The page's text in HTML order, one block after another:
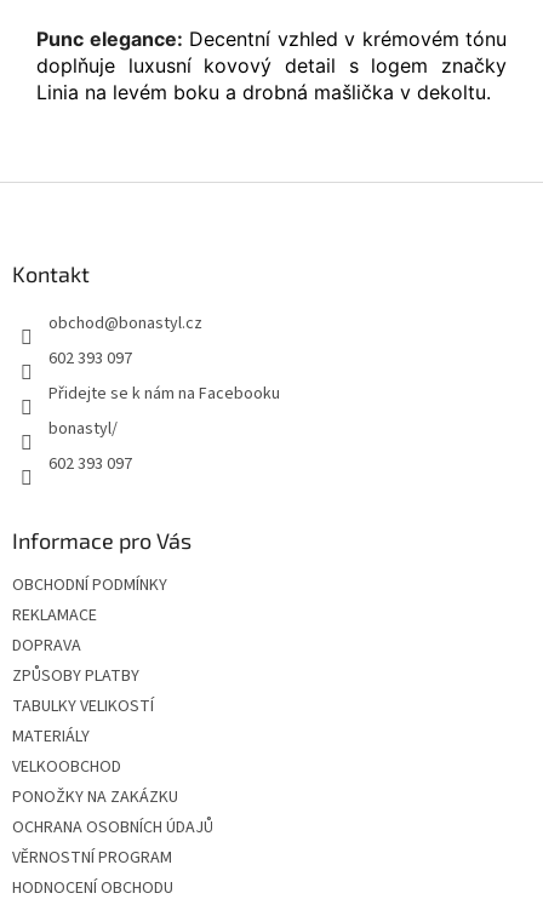
Punc elegance: Decentní vzhled v krémovém tónu
doplňuje luxusní kovový detail s logem značky
Linia na levém boku a drobná mašlička v dekoltu.
Kontakt
obchod@bonastyl.cz
602 393 097
Přidejte se k nám na Facebooku
bonastyl/
602 393 097
Informace pro Vás
OBCHODNÍ PODMÍNKY
REKLAMACE
DOPRAVA
ZPŮSOBY PLATBY
TABULKY VELIKOSTÍ
MATERIÁLY
VELKOOBCHOD
PONOŽKY NA ZAKÁZKU
OCHRANA OSOBNÍCH ÚDAJŮ
VĚRNOSTNÍ PROGRAM
HODNOCENÍ OBCHODU